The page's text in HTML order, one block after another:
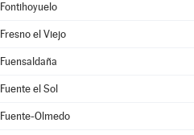
Fontihoyuelo
Fresno el Viejo
Fuensaldaña
Fuente el Sol
Fuente-Olmedo